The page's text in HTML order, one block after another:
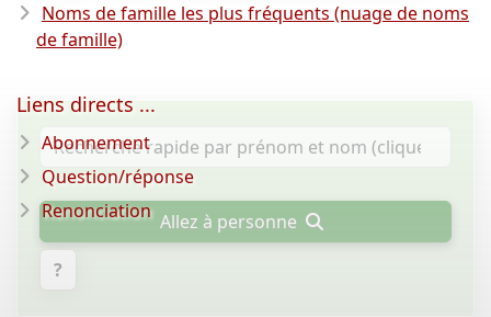
Noms de famille les plus fréquents (nuage de noms
de famille)
Allez à personne
?
Liens directs ...
Abonnement
Question/réponse
Renonciation